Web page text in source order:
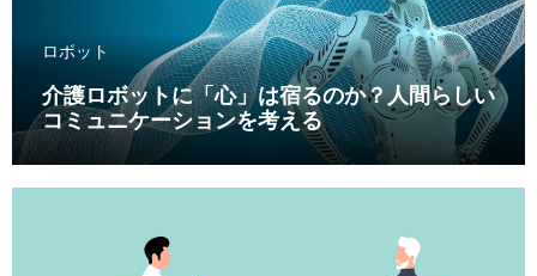
ロボット
介護ロボットに「心」は宿るのか？人間らしい
コミュニケーションを考える